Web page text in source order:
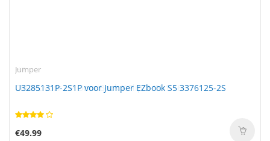
Jumper
U3285131P-2S1P voor Jumper EZbook S5 3376125-2S
€49.99